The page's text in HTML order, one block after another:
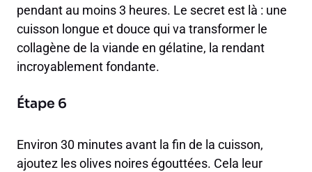
pendant au moins 3 heures. Le secret est là : une
cuisson longue et douce qui va transformer le
collagène de la viande en gélatine, la rendant
incroyablement fondante.
Étape 6
Environ 30 minutes avant la fin de la cuisson,
ajoutez les olives noires égouttées. Cela leur